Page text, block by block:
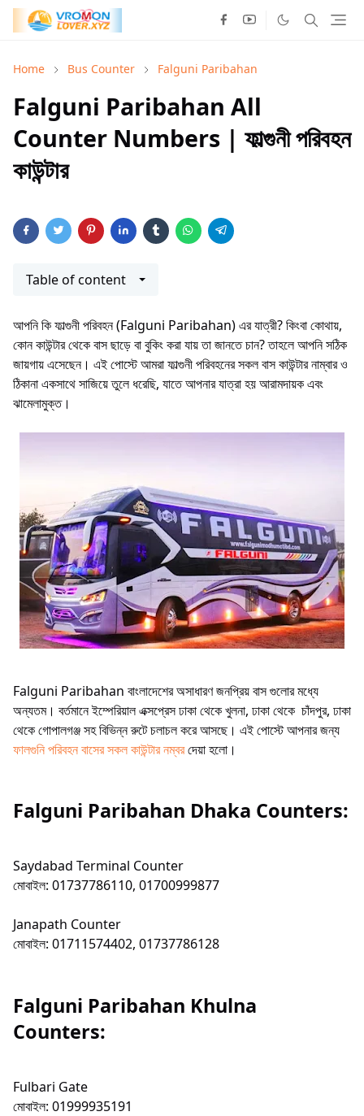
Home Bus Counter Falguni Paribahan
Falguni Paribahan All
Counter Numbers | ফাল্গুনী পরিবহন
কাউন্টার
Table of content
আপনি কি ফাল্গুনী পরিবহন (Falguni Paribahan) এর যাত্রী? কিংবা কোথায়,
কোন কাউন্টার থেকে বাস ছাড়ে বা বুকিং করা যায় তা জানতে চান? তাহলে আপনি সঠিক
জায়গায় এসেছেন। এই পোস্টে আমরা ফাল্গুনী পরিবহনের সকল বাস কাউন্টার নাম্বার ও
ঠিকানা একসাথে সাজিয়ে তুলে ধরেছি, যাতে আপনার যাত্রা হয় আরামদায়ক এবং
ঝামেলামুক্ত।
Falguni Paribahan বাংলাদেশের অসাধারণ জনপ্রিয় বাস গুলোর মধ্যে
অন্যতম। বর্তমানে ইম্পেরিয়াল এক্সপ্রেস ঢাকা থেকে খুলনা, ঢাকা থেকে চাঁদপুর, ঢাকা
থেকে গোপালগঞ্জ সহ বিভিন্ন রুটে চলাচল করে আসছে। এই পোস্টে আপনার জন্য
ফালগুনি পরিবহন বাসের সকল কাউন্টার নম্বরদেয়া হলো।
Falguni Paribahan Dhaka Counters:
Saydabad Terminal Counter
মোবাইল: 01737786110, 01700999877
Janapath Counter
মোবাইল: 01711574402, 01737786128
Falguni Paribahan Khulna
Counters:
Fulbari Gate
মোবাইল: 01999935191